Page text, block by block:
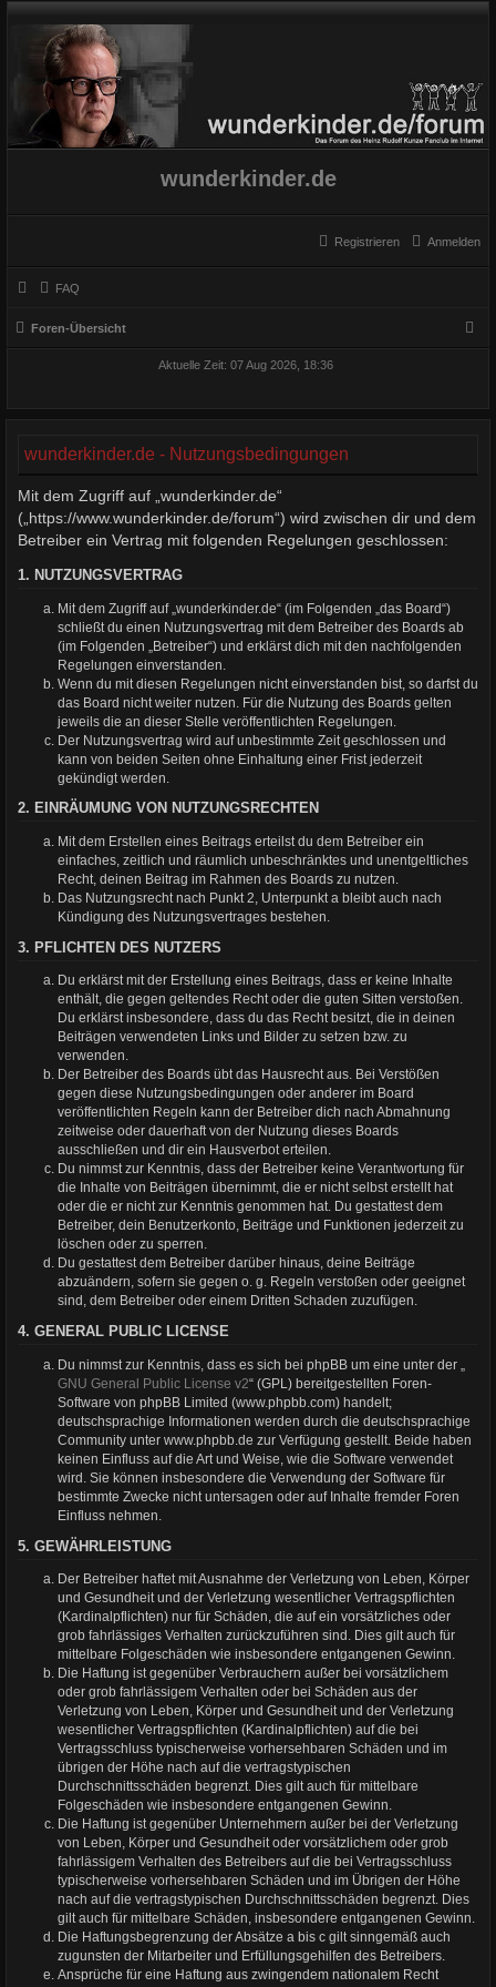
wunderkinder.de
Anmelden
Registrieren
FAQ
Foren-Übersicht
Aktuelle Zeit: 07 Aug 2026, 18:36
wunderkinder.de - Nutzungsbedingungen
Mit dem Zugriff auf „wunderkinder.de“
(„https://www.wunderkinder.de/forum“) wird zwischen dir und dem
Betreiber ein Vertrag mit folgenden Regelungen geschlossen:
1. NUTZUNGSVERTRAG
Mit dem Zugriff auf „wunderkinder.de“ (im Folgenden „das Board“)
schließt du einen Nutzungsvertrag mit dem Betreiber des Boards ab
(im Folgenden „Betreiber“) und erklärst dich mit den nachfolgenden
Regelungen einverstanden.
Wenn du mit diesen Regelungen nicht einverstanden bist, so darfst du
das Board nicht weiter nutzen. Für die Nutzung des Boards gelten
jeweils die an dieser Stelle veröffentlichten Regelungen.
Der Nutzungsvertrag wird auf unbestimmte Zeit geschlossen und
kann von beiden Seiten ohne Einhaltung einer Frist jederzeit
gekündigt werden.
2. EINRÄUMUNG VON NUTZUNGSRECHTEN
Mit dem Erstellen eines Beitrags erteilst du dem Betreiber ein
einfaches, zeitlich und räumlich unbeschränktes und unentgeltliches
Recht, deinen Beitrag im Rahmen des Boards zu nutzen.
Das Nutzungsrecht nach Punkt 2, Unterpunkt a bleibt auch nach
Kündigung des Nutzungsvertrages bestehen.
3. PFLICHTEN DES NUTZERS
Du erklärst mit der Erstellung eines Beitrags, dass er keine Inhalte
enthält, die gegen geltendes Recht oder die guten Sitten verstoßen.
Du erklärst insbesondere, dass du das Recht besitzt, die in deinen
Beiträgen verwendeten Links und Bilder zu setzen bzw. zu
verwenden.
Der Betreiber des Boards übt das Hausrecht aus. Bei Verstößen
gegen diese Nutzungsbedingungen oder anderer im Board
veröffentlichten Regeln kann der Betreiber dich nach Abmahnung
zeitweise oder dauerhaft von der Nutzung dieses Boards
ausschließen und dir ein Hausverbot erteilen.
Du nimmst zur Kenntnis, dass der Betreiber keine Verantwortung für
die Inhalte von Beiträgen übernimmt, die er nicht selbst erstellt hat
oder die er nicht zur Kenntnis genommen hat. Du gestattest dem
Betreiber, dein Benutzerkonto, Beiträge und Funktionen jederzeit zu
löschen oder zu sperren.
Du gestattest dem Betreiber darüber hinaus, deine Beiträge
abzuändern, sofern sie gegen o. g. Regeln verstoßen oder geeignet
sind, dem Betreiber oder einem Dritten Schaden zuzufügen.
4. GENERAL PUBLIC LICENSE
Du nimmst zur Kenntnis, dass es sich bei phpBB um eine unter der „
GNU General Public License v2“ (GPL) bereitgestellten Foren-
Software von phpBB Limited (www.phpbb.com) handelt;
deutschsprachige Informationen werden durch die deutschsprachige
Community unter www.phpbb.de zur Verfügung gestellt. Beide haben
keinen Einfluss auf die Art und Weise, wie die Software verwendet
wird. Sie können insbesondere die Verwendung der Software für
bestimmte Zwecke nicht untersagen oder auf Inhalte fremder Foren
Einfluss nehmen.
5. GEWÄHRLEISTUNG
Der Betreiber haftet mit Ausnahme der Verletzung von Leben, Körper
und Gesundheit und der Verletzung wesentlicher Vertragspflichten
(Kardinalpflichten) nur für Schäden, die auf ein vorsätzliches oder
grob fahrlässiges Verhalten zurückzuführen sind. Dies gilt auch für
mittelbare Folgeschäden wie insbesondere entgangenen Gewinn.
Die Haftung ist gegenüber Verbrauchern außer bei vorsätzlichem
oder grob fahrlässigem Verhalten oder bei Schäden aus der
Verletzung von Leben, Körper und Gesundheit und der Verletzung
wesentlicher Vertragspflichten (Kardinalpflichten) auf die bei
Vertragsschluss typischerweise vorhersehbaren Schäden und im
übrigen der Höhe nach auf die vertragstypischen
Durchschnittsschäden begrenzt. Dies gilt auch für mittelbare
Folgeschäden wie insbesondere entgangenen Gewinn.
Die Haftung ist gegenüber Unternehmern außer bei der Verletzung
von Leben, Körper und Gesundheit oder vorsätzlichem oder grob
fahrlässigem Verhalten des Betreibers auf die bei Vertragsschluss
typischerweise vorhersehbaren Schäden und im Übrigen der Höhe
nach auf die vertragstypischen Durchschnittsschäden begrenzt. Dies
gilt auch für mittelbare Schäden, insbesondere entgangenen Gewinn.
Die Haftungsbegrenzung der Absätze a bis c gilt sinngemäß auch
zugunsten der Mitarbeiter und Erfüllungsgehilfen des Betreibers.
Ansprüche für eine Haftung aus zwingendem nationalem Recht